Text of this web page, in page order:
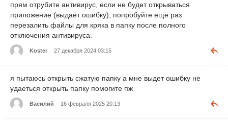
прям отрубите антивирус, если не будет открываться
приложение (выдаёт ошибку), попробуйте ещё раз
перезалить файлы для кряка в папку после полного
отключения антивируса.
Koster 27 декабря 2024 03:15
я пытаюсь открыть сжатую папку а мне выдет ошибку не
удаеться открыть папку помогите пж
Василий 16 февраля 2025 20:13